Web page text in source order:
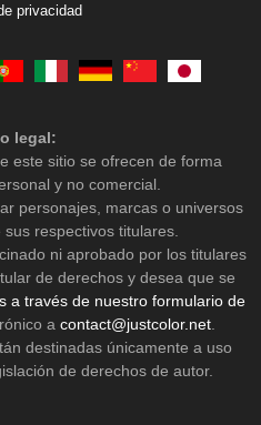
privacidad
legal:
este sitio se ofrecen de forma
y no comercial.
personajes, marcas o universos
respectivos titulares.
ni aprobado por los titulares
de derechos y desea que se
a través de nuestro formulario de
a contact@justcolor.net.
destinadas únicamente a uso
de derechos de autor.